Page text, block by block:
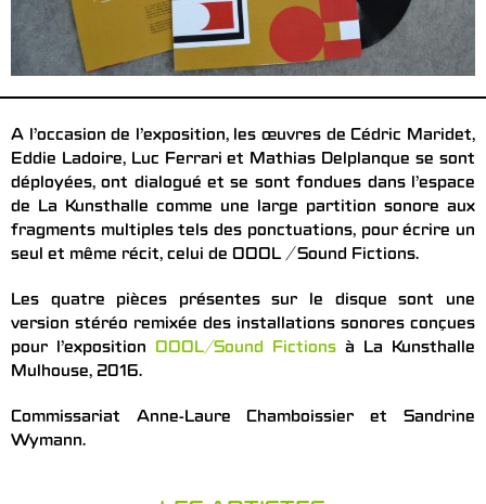
A l’occasion de l’exposition, les œuvres de Cédric Maridet,
Eddie Ladoire, Luc Ferrari et Mathias Delplanque se sont
déployées, ont dialogué et se sont fondues dans l’espace
de La Kunsthalle comme une large partition sonore aux
fragments multiples tels des ponctuations, pour écrire un
seul et même récit, celui de OOOL / Sound Fictions.
Les quatre pièces présentes sur le disque sont une
version stéréo remixée des installations sonores conçues
pour l’exposition OOOL/Sound Fictions à La Kunsthalle
Mulhouse, 2016.
Commissariat Anne-Laure Chamboissier et Sandrine
Wymann.